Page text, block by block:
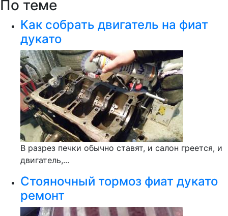
По теме
Как собрать двигатель на фиат
дукато
В разрез печки обычно ставят, и салон греется, и
двигатель,...
Стояночный тормоз фиат дукато
ремонт